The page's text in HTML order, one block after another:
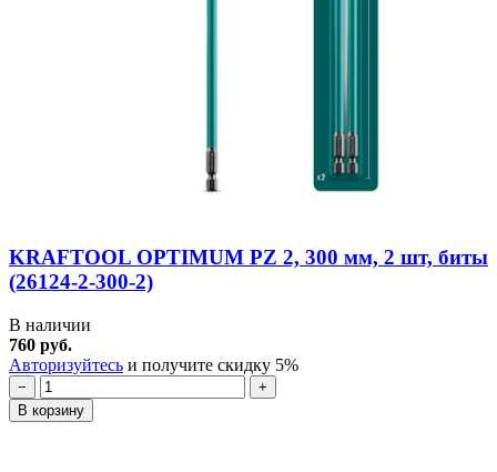
KRAFTOOL OPTIMUM PZ 2, 300 мм, 2 шт, биты
(26124-2-300-2)
В наличии
760 руб.
Авторизуйтесь и получите скидку 5%
−
+
В корзину